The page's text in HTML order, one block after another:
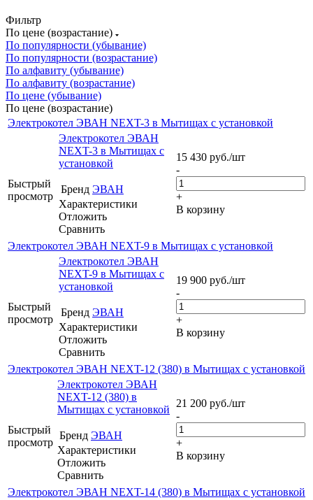
Фильтр
По цене (возрастание)
По популярности (убывание)
По популярности (возрастание)
По алфавиту (убывание)
По алфавиту (возрастание)
По цене (убывание)
По цене (возрастание)
Электрокотел ЭВАН NEXT-3 в Мытищах с установкой
Быстрый
просмотр
Электрокотел ЭВАН
NEXT-3 в Мытищах с
установкой
Бренд ЭВАН
Характеристики
Отложить
Сравнить
15 430 руб./шт
-
+
В корзину
Электрокотел ЭВАН NEXT-9 в Мытищах с установкой
Быстрый
просмотр
Электрокотел ЭВАН
NEXT-9 в Мытищах с
установкой
Бренд ЭВАН
Характеристики
Отложить
Сравнить
19 900 руб./шт
-
+
В корзину
Электрокотел ЭВАН NEXT-12 (380) в Мытищах с установкой
Быстрый
просмотр
Электрокотел ЭВАН
NEXT-12 (380) в
Мытищах с установкой
Бренд ЭВАН
Характеристики
Отложить
Сравнить
21 200 руб./шт
-
+
В корзину
Электрокотел ЭВАН NEXT-14 (380) в Мытищах с установкой